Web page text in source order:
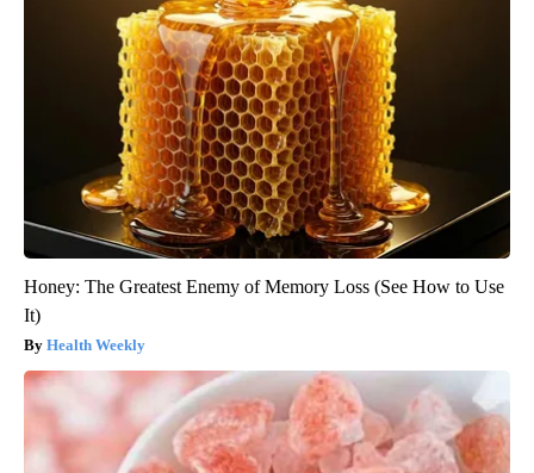
Honey: The Greatest Enemy of Memory Loss (See How to Use
It)
Health Weekly